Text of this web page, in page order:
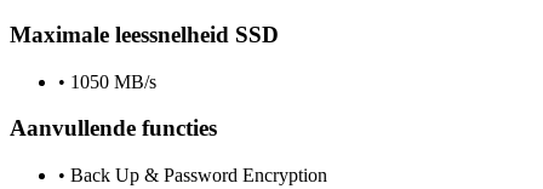
Maximale leessnelheid SSD
• 1050 MB/s
Aanvullende functies
• Back Up & Password Encryption